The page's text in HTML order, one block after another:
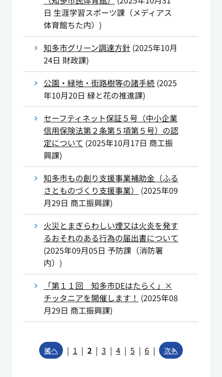
日 生涯学習スポーツ課（メディアス
体育館ちた内） )
知多市グリーン調達方針(2025年10月
24日 財政課)
公園・緑地・街路樹等の諸手続(2025
年10月20日 緑と花の推進課)
セーフティネット保証５号（中小企業
信用保険法第２条第５項第５号）の認
定について (2025年10月17日 商工振
興課)
知多市もの創り支援事業補助金（ふる
さとものづくり支援事業）
(2025年09
月29日 商工振興課)
火災とまぎらわしい煙又は火炎を発す
るおそれのある行為の届出書について
(2025年09月05日 予防課（消防署
内） )
「第１１回 知多市DEはたらく」×
チッタニアを開催します！ (2025年08
月29日 商工振興課)
前へ | 1 | 2 | 3 | 4 | 5 | 6 | 次へ